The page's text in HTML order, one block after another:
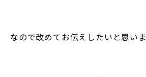
なので改めてお伝えしたいと思いま